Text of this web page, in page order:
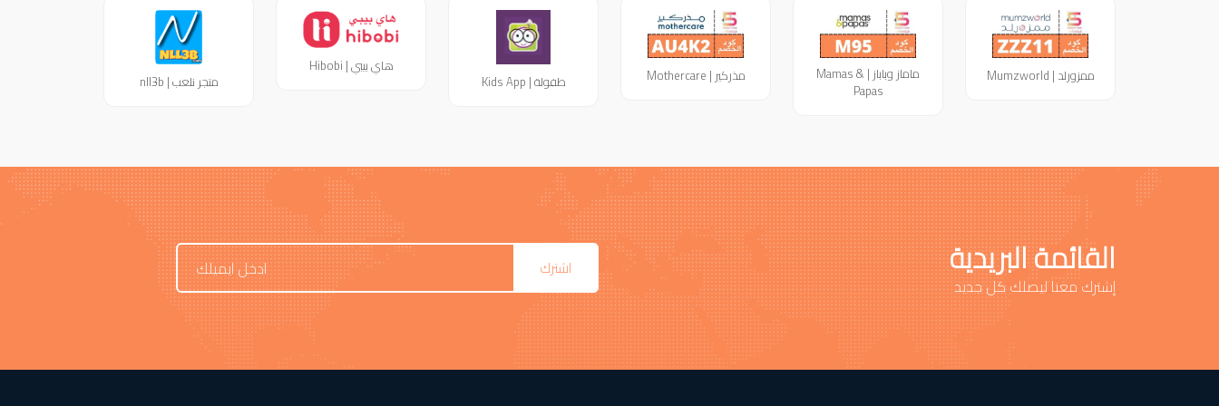
ممزورلد | Mumzworld ماماز وباباز | Mamas &
Papas
مذركير | Mothercare طفولة | Kids App
هاي بيبي | Hibobi
متجر نلعب | nll3b
القائمة البريدية
إشترك معنا ليصلك كل جديد
اشترك